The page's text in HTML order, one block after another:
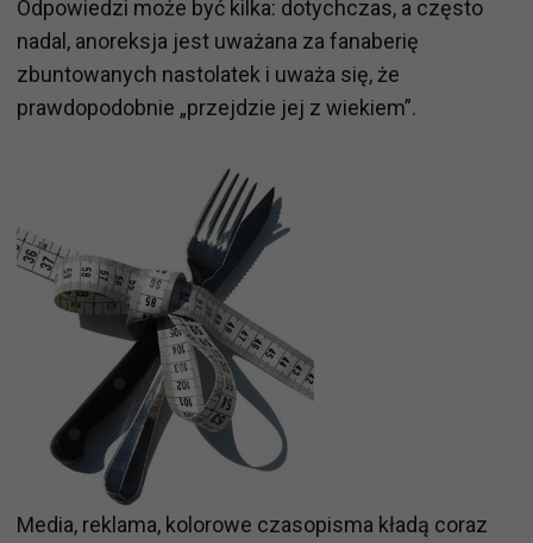
Odpowiedzi może być kilka: dotychczas, a często
nadal, anoreksja jest uważana za fanaberię
zbuntowanych nastolatek i uważa się, że
prawdopodobnie „przejdzie jej z wiekiem”.
Media, reklama, kolorowe czasopisma kładą coraz